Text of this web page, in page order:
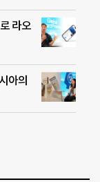
라오
아의